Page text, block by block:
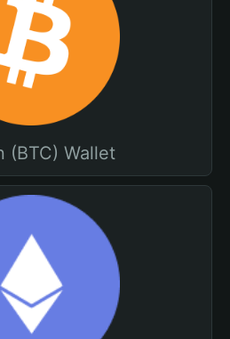
(BTC) Wallet